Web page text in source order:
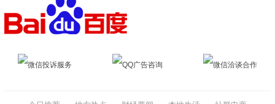
微信投诉服务 QQ广告咨询 微信洽谈合作